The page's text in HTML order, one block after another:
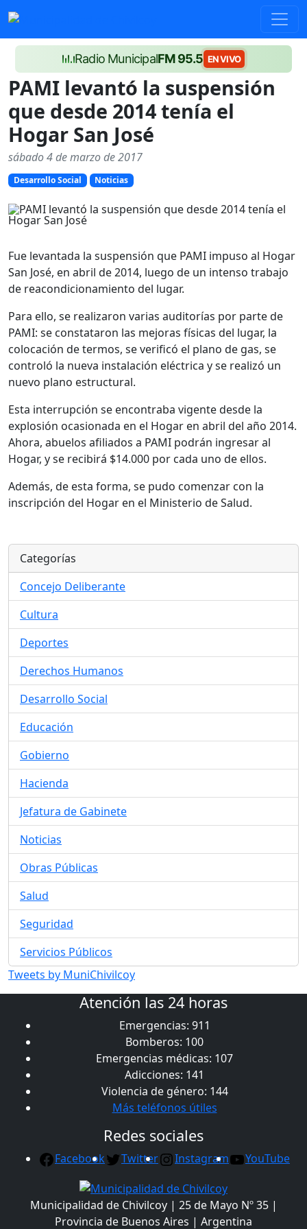
Radio MunicipalFM 95.5 EN VIVO
PAMI levantó la suspensión
que desde 2014 tenía el
Hogar San José
sábado 4 de marzo de 2017
Desarrollo Social Noticias
Fue levantada la suspensión que PAMI impuso al Hogar
San José, en abril de 2014, luego de un intenso trabajo
de reacondicionamiento del lugar.
Para ello, se realizaron varias auditorías por parte de
PAMI: se constataron las mejoras físicas del lugar, la
colocación de termos, se verificó el plano de gas, se
controló la nueva instalación eléctrica y se realizó un
nuevo plano estructural.
Esta interrupción se encontraba vigente desde la
explosión ocasionada en el Hogar en abril del año 2014.
Ahora, abuelos afiliados a PAMI podrán ingresar al
Hogar, y se recibirá $14.000 por cada uno de ellos.
Además, de esta forma, se pudo comenzar con la
inscripción del Hogar en el Ministerio de Salud.
Categorías
Concejo Deliberante
Cultura
Deportes
Derechos Humanos
Desarrollo Social
Educación
Gobierno
Hacienda
Jefatura de Gabinete
Noticias
Obras Públicas
Salud
Seguridad
Servicios Públicos
Tweets by MuniChivilcoy
Atención las 24 horas
Emergencias: 911
Bomberos: 100
Emergencias médicas: 107
Adicciones: 141
Violencia de género: 144
Más teléfonos útiles
Redes sociales
Facebook Twitter Instagram YouTube
Municipalidad de Chivilcoy | 25 de Mayo Nº 35 |
Provincia de Buenos Aires | Argentina